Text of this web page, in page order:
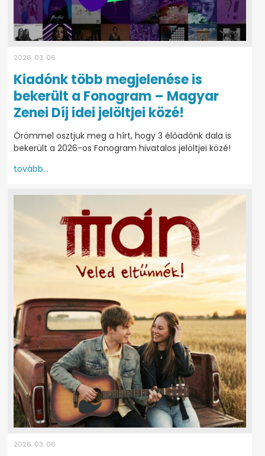
2026. 03. 06
Kiadónk több megjelenése is
bekerült a Fonogram – Magyar
Zenei Díj idei jelöltjei közé!
Örömmel osztjuk meg a hírt, hogy 3 élőadónk dala is
bekerült a 2026-os Fonogram hivatalos jelöltjei közé!
tovább...
2026. 03. 06